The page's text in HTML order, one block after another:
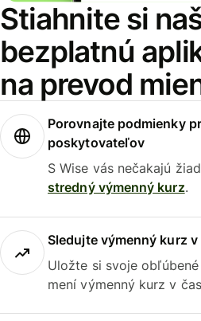
Stiahnite si
bezplatnú
na prevod
Porovnajte podmienky
poskytovateľov
S Wise vás nečakajú
stredný výmenný kurz.
Sledujte výmenný kurz
Uložte si svoje
mení výmenný kurz v